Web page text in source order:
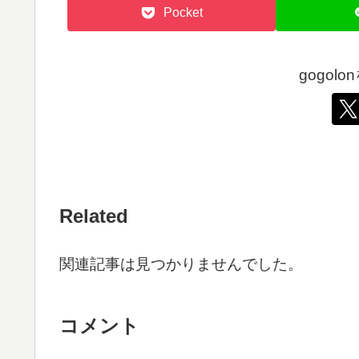
Pocket
gogolon
Related
関連記事は見つかりませんでした。
コメント